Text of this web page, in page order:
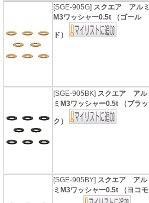
[SGE-905G] スクエア アルミ
M3ワッシャー0.5t （ゴール
ド）
[SGE-905BK] スクエア アル
ミM3ワッシャー0.5t （ブラッ
ク）
[SGE-905BY] スクエア アル
ミM3ワッシャー0.5t （ヨコモ